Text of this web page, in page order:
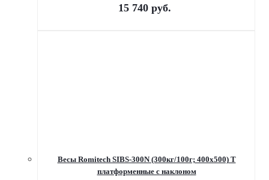
15 740руб.
Весы Romitech SIBS-300N (300кг/100г; 400х500) Т
платформенные c наклоном